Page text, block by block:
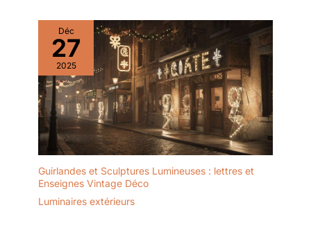
Déc
27
2025
Guirlandes et Sculptures Lumineuses : lettres et
Enseignes Vintage Déco
Luminaires extérieurs